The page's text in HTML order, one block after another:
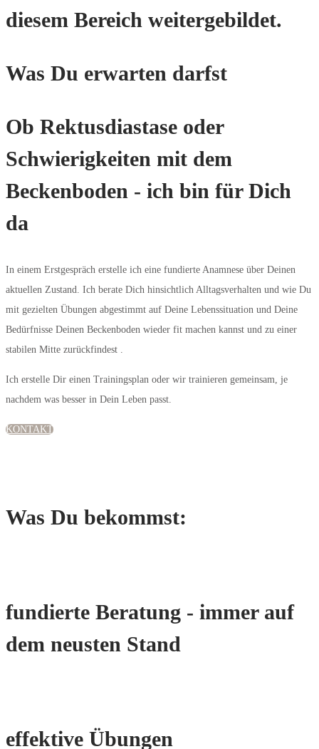
diesem Bereich weitergebildet.
Was Du erwarten darfst
Ob Rektusdiastase oder
Schwierigkeiten mit dem
Beckenboden - ich bin für Dich
da
In einem Erstgespräch erstelle ich eine fundierte Anamnese über Deinen
aktuellen Zustand. Ich berate Dich hinsichtlich Alltagsverhalten und wie Du
mit gezielten Übungen abgestimmt auf Deine Lebenssituation und Deine
Bedürfnisse Deinen Beckenboden wieder fit machen kannst und zu einer
stabilen Mitte zurückfindest .
Ich erstelle Dir einen Trainingsplan oder wir trainieren gemeinsam, je
nachdem was besser in Dein Leben passt.
KONTAKT
Was Du bekommst:
fundierte Beratung - immer auf
dem neusten Stand
effektive Übungen